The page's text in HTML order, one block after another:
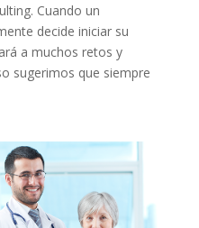
Cuando un
decide iniciar su
a muchos retos y
sugerimos que siempre